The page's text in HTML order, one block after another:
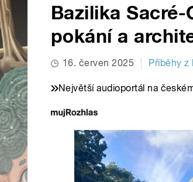
Bazilika
pokání a
16. červen 2025 Příběhy z
Největší audioportál na